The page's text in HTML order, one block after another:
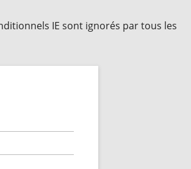
IE sont ignorés par tous les